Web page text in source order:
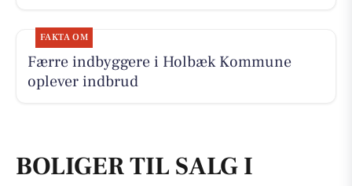
FAKTA OM
Færre indbyggere i Holbæk Kommune
oplever indbrud
BOLIGER TIL SALG I